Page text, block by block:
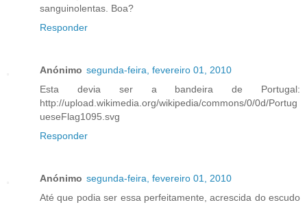
sanguinolentas. Boa?
Responder
Anónimo segunda-feira, fevereiro 01, 2010
Esta devia ser a bandeira de Portugal:
http://upload.wikimedia.org/wikipedia/commons/0/0d/Portug
ueseFlag1095.svg
Responder
Anónimo segunda-feira, fevereiro 01, 2010
Até que podia ser essa perfeitamente, acrescida do escudo